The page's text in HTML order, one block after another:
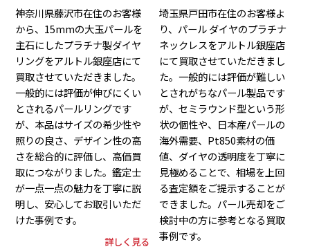
神奈川県藤沢市在住のお客様
から、15mmの大玉パールを
主石にしたプラチナ製ダイヤ
リングをアルトル銀座店にて
買取させていただきました。
一般的には評価が伸びにくい
とされるパールリングです
が、本品はサイズの希少性や
照りの良さ、デザイン性の高
さを総合的に評価し、高価買
取につながりました。鑑定士
が一点一点の魅力を丁寧に説
明し、安心してお取引いただ
けた事例です。
詳しく見る
埼玉県戸田市在住のお客様よ
り、パール ダイヤのプラチナ
ネックレスをアルトル銀座店
にて買取させていただきまし
た。一般的には評価が難しい
とされがちなパール製品です
が、セミラウンド型という形
状の個性や、日本産パールの
海外需要、Pt850素材の価
値、ダイヤの透明度を丁寧に
見極めることで、相場を上回
る査定額をご提示することが
できました。パール売却をご
検討中の方に参考となる買取
事例です。